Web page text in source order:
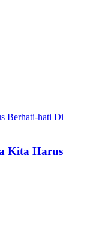
Berhati-hati Di
Kita Harus